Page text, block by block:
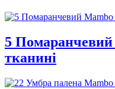
5
тканині